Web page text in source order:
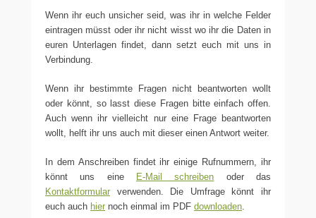
Wenn ihr euch unsicher seid, was ihr in welche Felder
eintragen müsst oder ihr nicht wisst wo ihr die Daten in
euren Unterlagen findet, dann setzt euch mit uns in
Verbindung.
Wenn ihr bestimmte Fragen nicht beantworten wollt
oder könnt, so lasst diese Fragen bitte einfach offen.
Auch wenn ihr vielleicht nur eine Frage beantworten
wollt, helft ihr uns auch mit dieser einen Antwort weiter.
In dem Anschreiben findet ihr einige Rufnummern, ihr
könnt uns eine
E-Mail schreiben oder das
Kontaktformular verwenden. Die Umfrage könnt ihr
euch auch hier noch einmal im PDF downloaden